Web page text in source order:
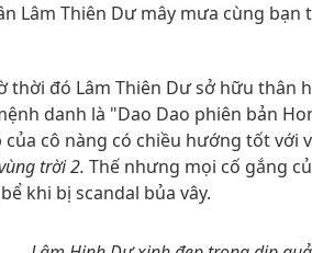
Lâm Thiên Dư mây mưa cùng
thời đó Lâm Thiên Dư sở hữu thân
danh là "Dao Dao phiên bản
của cô nàng có chiều hướng tốt với
trời 2. Thế nhưng mọi cố gắng
khi bị scandal bủa vây.